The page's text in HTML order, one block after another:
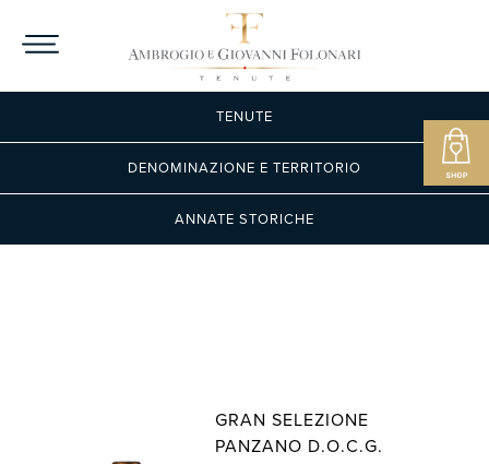
TENUTE
DENOMINAZIONE E TERRITORIO
ANNATE STORICHE
GRAN SELEZIONE
PANZANO D.O.C.G.